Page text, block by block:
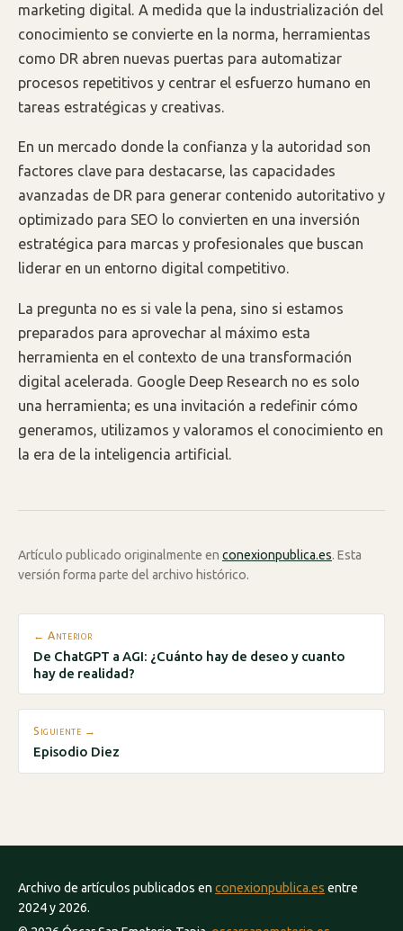
marketing digital. A medida que la industrialización del
conocimiento se convierte en la norma, herramientas
como DR abren nuevas puertas para automatizar
procesos repetitivos y centrar el esfuerzo humano en
tareas estratégicas y creativas.
En un mercado donde la confianza y la autoridad son
factores clave para destacarse, las capacidades
avanzadas de DR para generar contenido autoritativo y
optimizado para SEO lo convierten en una inversión
estratégica para marcas y profesionales que buscan
liderar en un entorno digital competitivo.
La pregunta no es si vale la pena, sino si estamos
preparados para aprovechar al máximo esta
herramienta en el contexto de una transformación
digital acelerada. Google Deep Research no es solo
una herramienta; es una invitación a redefinir cómo
generamos, utilizamos y valoramos el conocimiento en
la era de la inteligencia artificial.
Artículo publicado originalmente en conexionpublica.es. Esta
versión forma parte del archivo histórico.
← Anterior
De ChatGPT a AGI: ¿Cuánto hay de deseo y cuanto
hay de realidad?
Siguiente →
Episodio Diez
Archivo de artículos publicados en conexionpublica.es entre
2024 y 2026.